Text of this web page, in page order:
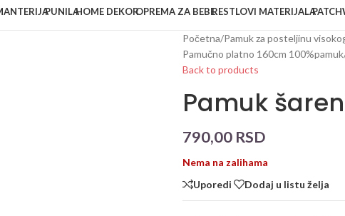
PUNILAHOME DEKOROPREMA ZA BEBERESTLOVI MATERIJALA
Početna/Pamuk za posteljinu
Pamučno platno 160cm 100%pamuk
Back to products
Pamuk
790,00 RSD
Nema na zalihama
Uporedi
Dodaj u listu želja